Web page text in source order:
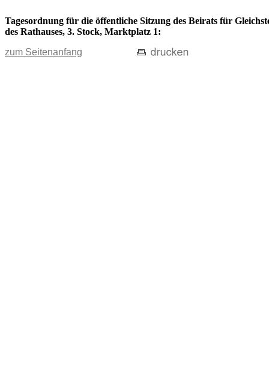
Tagesordnung für die öffentliche Sitzung des Beirats für
des Rathauses, 3. Stock, Marktplatz 1:
zum Seitenanfang